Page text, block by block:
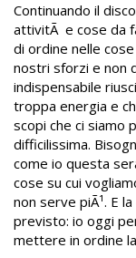
Continuando il
attivitÃ e cose da
di ordine nelle
nostri sforzi e non
indispensabile
troppa energia e
scopi che ci siamo
difficilissima.
come io questa
cose su cui
non serve piÃ¹. E
previsto: io oggi
mettere in ordine